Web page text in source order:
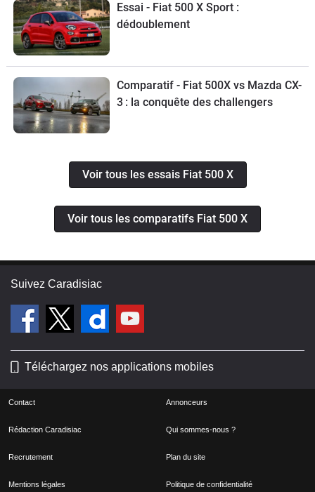
Essai - Fiat 500 X Sport :
dédoublement
Comparatif - Fiat 500X vs Mazda CX-
3 : la conquête des challengers
Voir tous les essais Fiat 500 X
Voir tous les comparatifs Fiat 500 X
Suivez Caradisiac
Téléchargez nos applications mobiles
Contact Annonceurs
Rédaction Caradisiac Qui sommes-nous ?
Recrutement Plan du site
Mentions légales Politique de confidentialité